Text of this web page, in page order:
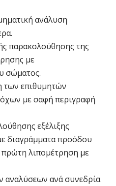
ανάλυση
παρακολούθησης της
με
σώματος.
των επιθυμητών
με σαφή περιγραφή
εξέλιξης
διαγράμματα προόδου
λιπομέτρηση με
ανά συνεδρία